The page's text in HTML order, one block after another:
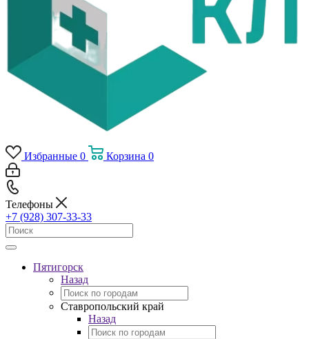
Избранные 0 Корзина 0
Телефоны
+7 (928) 307-33-33
Пятигорск
Назад
Ставропольский край
Назад